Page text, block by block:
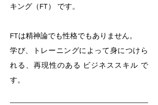
キング（FT） です。
FTは精神論でも性格でもありません。
学び、トレーニングによって身につけら
れる、再現性のある ビジネススキル で
す。